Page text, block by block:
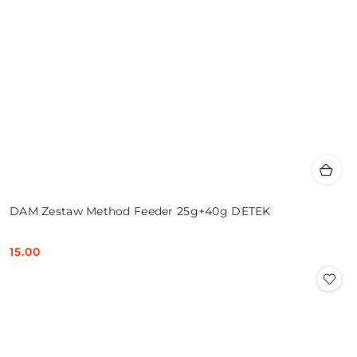
DAM Zestaw Method Feeder 25g+40g DETEK
Cena:
15.00